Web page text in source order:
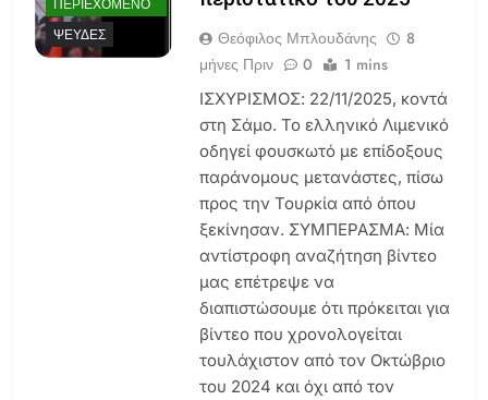
ΠΕΡΙΕΧΌΜΕΝΟ
ΨΕΥΔΈΣ
Θεόφιλος Μπλουδάνης
8
μήνες Πριν
0 1 mins
ΙΣΧΥΡΙΣΜΟΣ: 22/11/2025, κοντά
στη Σάμο. Το ελληνικό Λιμενικό
οδηγεί φουσκωτό με επίδοξους
παράνομους μετανάστες, πίσω
προς την Τουρκία από όπου
ξεκίνησαν. ΣΥΜΠΕΡΑΣΜΑ: Μία
αντίστροφη αναζήτηση βίντεο
μας επέτρεψε να
διαπιστώσουμε ότι πρόκειται για
βίντεο που χρονολογείται
τουλάχιστον από τον Οκτώβριο
του 2024 και όχι από τον